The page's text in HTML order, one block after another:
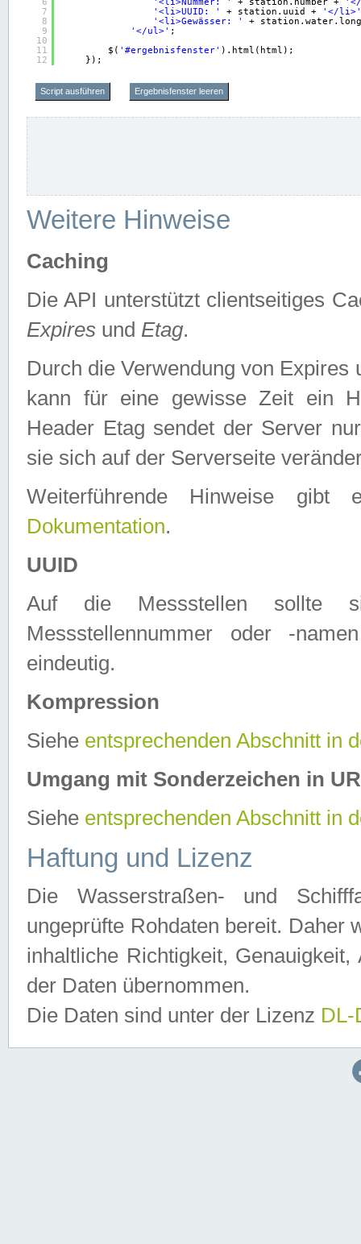
7
8
9
10
11
12
'<li>UUID: '
+ station.uuid +
'</li>'
'<li>Gewässer: '
+
'</ul>' ;
$( '#ergebnisfenster' ).html(html);
});
Script ausführen Ergebnisfenster leeren
Weitere Hinweise
Caching
Die API unterstützt clientseitiges
Expires und Etag.
Durch die Verwendung von
kann für eine gewisse Zeit ein
Header Etag sendet der Server
sie sich auf der Serverseite
Weiterführende Hinweise
Dokumentation.
UUID
Auf die Messstellen sollte
Messstellennummer oder -
eindeutig.
Kompression
Siehe entsprechenden Abschnitt in
Umgang mit Sonderzeichen in
Siehe entsprechenden Abschnitt in
Haftung und Lizenz
Die Wasserstraßen- und
ungeprüfte Rohdaten bereit. Daher
inhaltliche Richtigkeit,
der Daten übernommen.
Die Daten sind unter der Lizenz